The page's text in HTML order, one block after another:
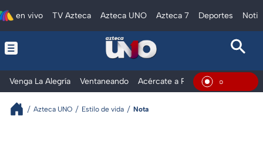
en vivo TV Azteca Azteca UNO Azteca 7 Deportes
Venga La Alegría Ventaneando Acércate a Rocío Al ExtremoEn Vivo
Azteca UNO Estilo de vida Nota